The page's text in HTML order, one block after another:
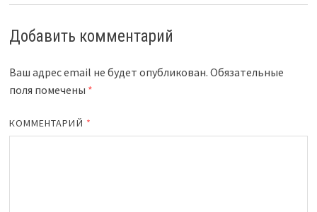
Добавить комментарий
Ваш адрес email не будет опубликован. Обязательные
поля помечены *
КОММЕНТАРИЙ *